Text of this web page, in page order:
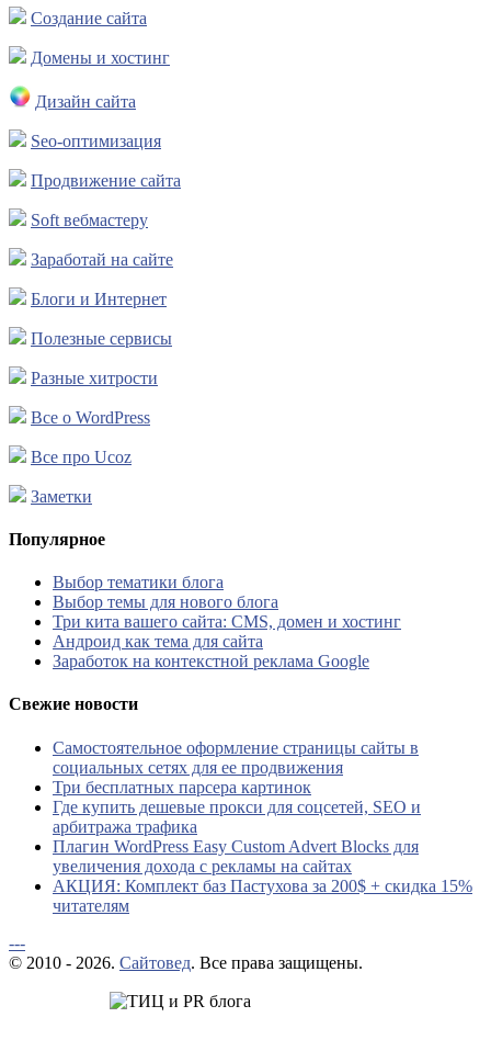
Создание сайта
Домены и хостинг
Дизайн сайта
Seo-оптимизация
Продвижение сайта
Soft вебмастеру
Заработай на сайте
Блоги и Интернет
Полезные сервисы
Разные хитрости
Все о WordPress
Все про Ucoz
Заметки
Популярное
Выбор тематики блога
Выбор темы для нового блога
Три кита вашего сайта: CMS, домен и хостинг
Андроид как тема для сайта
Заработок на контекстной реклама Google
Свежие новости
Самостоятельное оформление страницы сайты в
социальных сетях для ее продвижения
Три бесплатных парсера картинок
Где купить дешевые прокси для соцсетей, SEO и
арбитража трафика
Плагин WordPress Easy Custom Advert Blocks для
увеличения дохода с рекламы на сайтах
АКЦИЯ: Комплект баз Пастухова за 200$ + скидка 15%
читателям
---
© 2010 - 2026. Сайтовед. Все права защищены.